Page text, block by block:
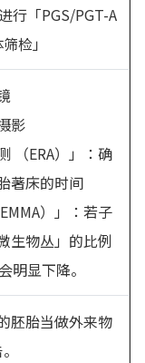
行「PGS/PGT-A
检」
影
（ERA）」：确
著床的时间
）」：若子
生物丛」的比例
明显下降。
胚胎当做外来物